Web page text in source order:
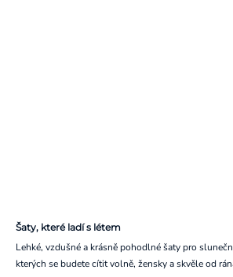
Šaty, které ladí s létem
Lehké, vzdušné a krásně pohodlné šaty pro
kterých se budete cítit volně, žensky a skvěle od